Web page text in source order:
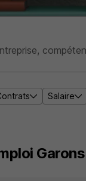
Salaire
Garons